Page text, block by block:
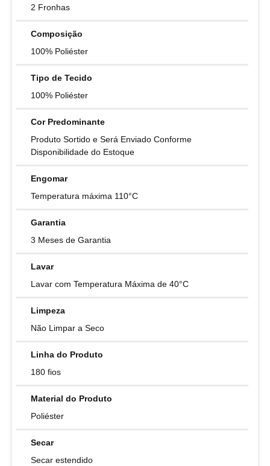
2 Fronhas
Composição
100% Poliéster
Tipo de Tecido
100% Poliéster
Cor Predominante
Produto Sortido e Será Enviado Conforme
Disponibilidade do Estoque
Engomar
Temperatura máxima 110°C
Garantia
3 Meses de Garantia
Lavar
Lavar com Temperatura Máxima de 40°C
Limpeza
Não Limpar a Seco
Linha do Produto
180 fios
Material do Produto
Poliéster
Secar
Secar estendido